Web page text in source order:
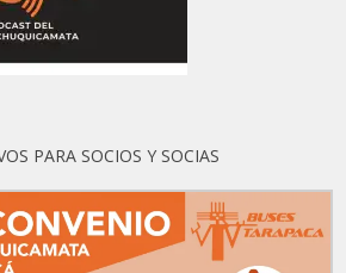
PARA SOCIOS Y SOCIAS